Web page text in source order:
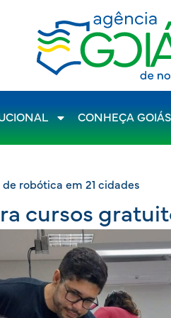
CONHEÇA GOIÁS
robótica em 21 cidades
cursos